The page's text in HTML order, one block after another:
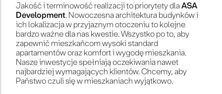
Jakość i terminowość realizacji to priorytety dlaASA
Development. Nowoczesna architektura budynków i
ich lokalizacja w przyjaznym otoczeniu to kolejne
bardzo ważne dla nas kwestie. Wszystko po to, aby
zapewnić mieszkańcom wysoki standard
apartamentów oraz komfort i wygodę mieszkania.
Nasze inwestycje spełniają oczekiwania nawet
najbardziej wymagających klientów. Chcemy, aby
Państwo czuli się w mieszkaniach wyjątkowo.